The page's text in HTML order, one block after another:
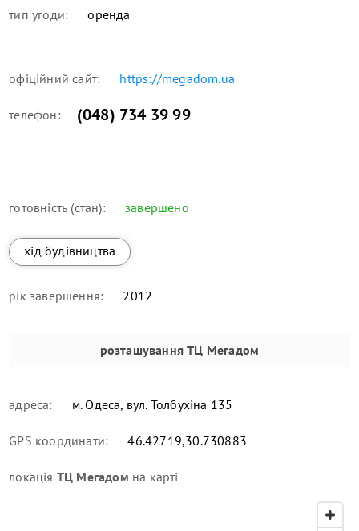
тип угоди: оренда
офіційний сайт: https://megadom.ua
телефон: (048) 734 39 99
готовність (стан): завершено
хід будівництва
рік завершення: 2012
розташування ТЦ Мегадом
адреса: м. Одеса, вул. Толбухіна 135
GPS координати: 46.42719,30.730883
локація ТЦ Мегадом на карті